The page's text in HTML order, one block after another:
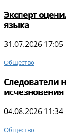
Эксперт
языка
31.07.2026 17:05
Общество
Следователи
04.08.2026 11:34
Общество